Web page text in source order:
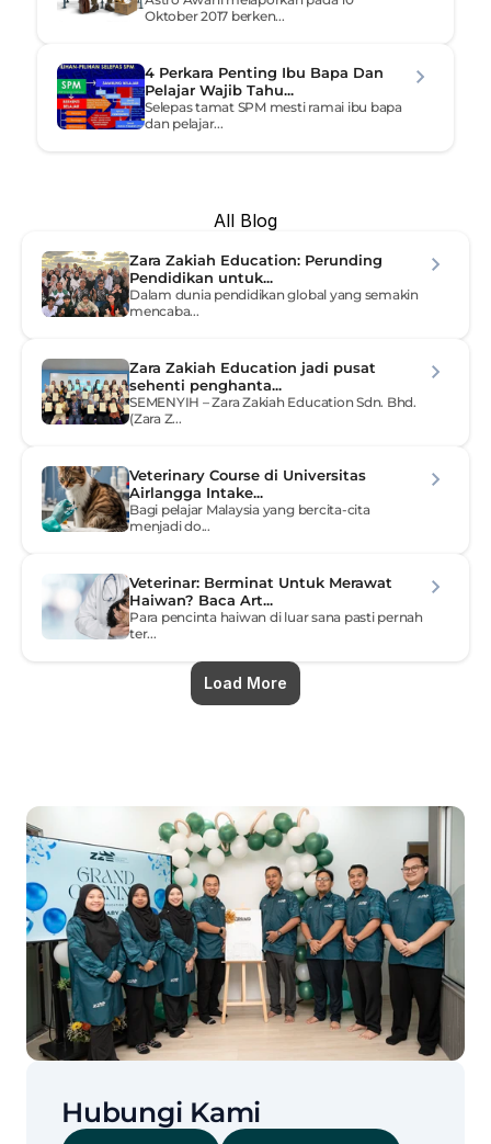
Oktober 2017 berken...
4 Perkara Penting Ibu Bapa Dan
Pelajar Wajib Tahu...
Selepas tamat SPM mesti ramai ibu bapa
dan pelajar...
All Blog
Zara Zakiah Education: Perunding
Pendidikan untuk...
Dalam dunia pendidikan global yang semakin
mencaba...
Zara Zakiah Education jadi pusat
sehenti penghanta...
SEMENYIH – Zara Zakiah Education Sdn. Bhd.
(Zara Z...
Veterinary Course di Universitas
Airlangga Intake...
Bagi pelajar Malaysia yang bercita-cita
menjadi do...
Veterinar: Berminat Untuk Merawat
Haiwan? Baca Art...
Para pencinta haiwan di luar sana pasti pernah
ter...
Load More
Hubungi Kami